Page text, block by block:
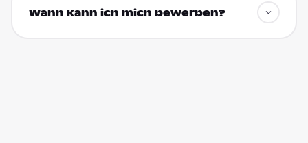
Wann kann ich mich bewerben?